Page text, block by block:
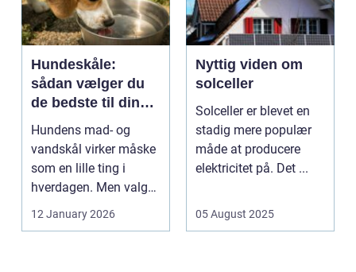
Hundeskåle:
sådan vælger du
de bedste til din
hund
Hundens mad- og
vandskål virker måske
som en lille ting i
hverdagen. Men valg
af sk&arin...
12 January 2026
Nyttig viden om
solceller
Solceller er blevet en
stadig mere populær
måde at producere
elektricitet på. Det ...
05 August 2025